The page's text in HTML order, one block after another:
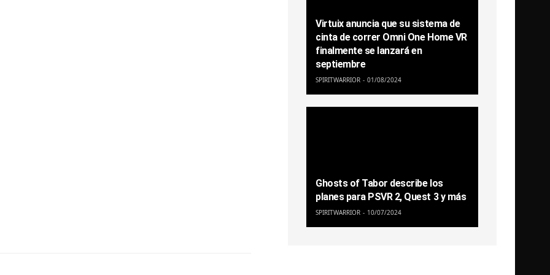
Virtuix anuncia que su sistema de
cinta de correr Omni One Home VR
finalmente se lanzará en
septiembre
SPIRITWARRIOR 01/08/2024
Ghosts of Tabor describe los
planes para PSVR 2, Quest 3 y más
SPIRITWARRIOR 10/07/2024